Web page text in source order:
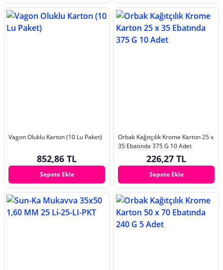
Vagon Oluklu Karton (10 Lu Paket)
852,86 TL
Sepete Ekle
Orbak Kağıtçılık Krome Karton 25 x
35 Ebatında 375 G 10 Adet
226,27 TL
Sepete Ekle